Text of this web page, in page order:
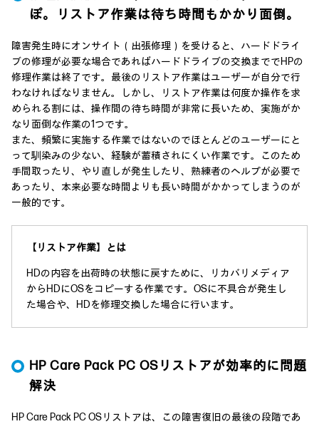
ぽ。リストア作業は待ち時間もかかり面倒。
障害発生時にオンサイト（出張修理）を受けると、ハードドライ
ブの修理が必要な場合であればハードドライブの交換まででHPの
修理作業は終了です。最後のリストア作業はユーザーが自分で行
わなければなりません。しかし、リストア作業は何度か操作を求
められる割には、操作間の待ち時間が非常に長いため、実施がか
なり面倒な作業の1つです。
また、頻繁に実施する作業ではないのでほとんどのユーザーにと
って馴染みの少ない、経験が蓄積されにくい作業です。このため
手間取ったり、やり直しが発生したり、熟練者のヘルプが必要で
あったり、本来必要な時間よりも長い時間がかかってしまうのが
一般的です。
【リストア作業】とは
HDの内容を出荷時の状態に戻すために、リカバリメディア
からHDにOSをコピーする作業です。OSに不具合が発生し
た場合や、HDを修理交換した場合に行います。
HP Care Pack PC OSリストアが効率的に問題
解決
HP Care Pack PC OSリストアは、この障害復旧の最後の段階であ